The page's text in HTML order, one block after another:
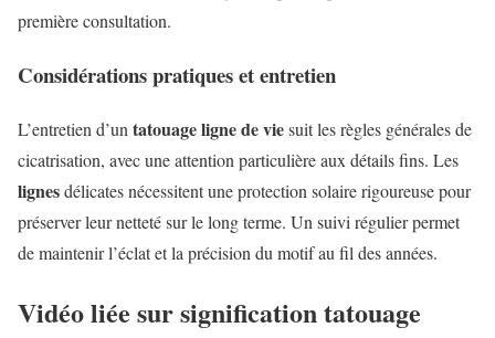
première consultation.
Considérations pratiques et entretien
L’entretien d’un tatouage ligne de viesuit les règles générales de
cicatrisation, avec une attention particulière aux détails fins. Les
lignesdélicates nécessitent une protection solaire rigoureuse pour
préserver leur netteté sur le long terme. Un suivi régulier permet
de maintenir l’éclat et la précision du motif au fil des années.
Vidéo liée sur signification tatouage